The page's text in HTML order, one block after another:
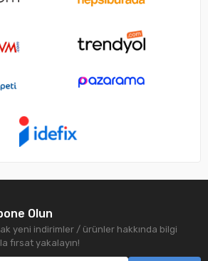
Olun
yeni indirimler / ürünler hakkında bilgi
fırsat yakalayın!